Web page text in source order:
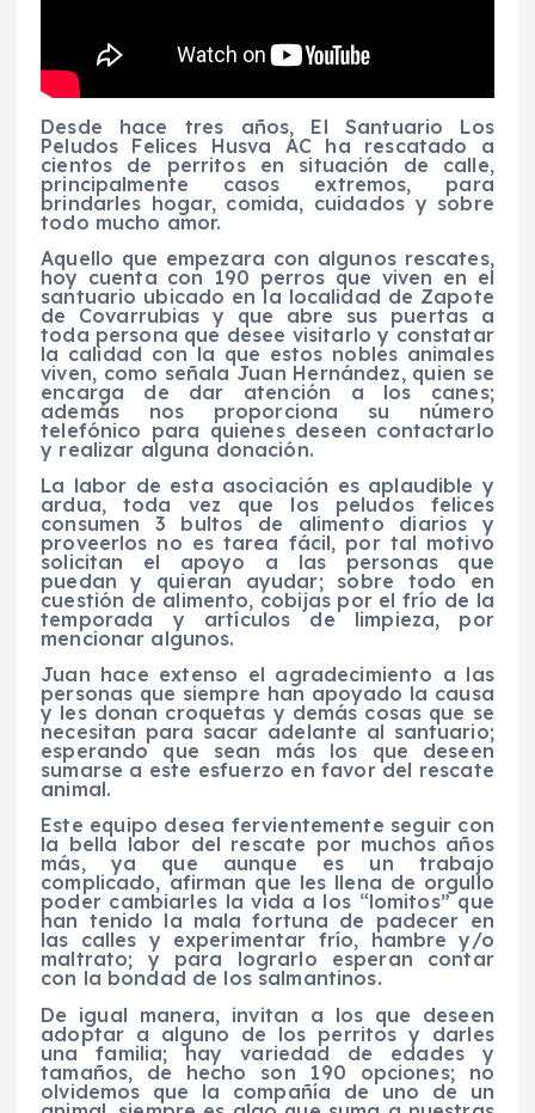
Desde hace tres años, El Santuario Los
Peludos Felices Husva AC ha rescatado a
cientos de perritos en situación de calle,
principalmente casos extremos, para
brindarles hogar, comida, cuidados y sobre
todo mucho amor.
Aquello que empezara con algunos rescates,
hoy cuenta con 190 perros que viven en el
santuario ubicado en la localidad de Zapote
de Covarrubias y que abre sus puertas a
toda persona que desee visitarlo y constatar
la calidad con la que estos nobles animales
viven, como señala Juan Hernández, quien se
encarga de dar atención a los canes;
además nos proporciona su número
telefónico para quienes deseen contactarlo
y realizar alguna donación.
La labor de esta asociación es aplaudible y
ardua, toda vez que los peludos felices
consumen 3 bultos de alimento diarios y
proveerlos no es tarea fácil, por tal motivo
solicitan el apoyo a las personas que
puedan y quieran ayudar; sobre todo en
cuestión de alimento, cobijas por el frío de la
temporada y artículos de limpieza, por
mencionar algunos.
Juan hace extenso el agradecimiento a las
personas que siempre han apoyado la causa
y les donan croquetas y demás cosas que se
necesitan para sacar adelante al santuario;
esperando que sean más los que deseen
sumarse a este esfuerzo en favor del rescate
animal.
Este equipo desea fervientemente seguir con
la bella labor del rescate por muchos años
más, ya que aunque es un trabajo
complicado, afirman que les llena de orgullo
poder cambiarles la vida a los “lomitos” que
han tenido la mala fortuna de padecer en
las calles y experimentar frío, hambre y/o
maltrato; y para lograrlo esperan contar
con la bondad de los salmantinos.
De igual manera, invitan a los que deseen
adoptar a alguno de los perritos y darles
una familia; hay variedad de edades y
tamaños, de hecho son 190 opciones; no
olvidemos que la compañía de uno de un